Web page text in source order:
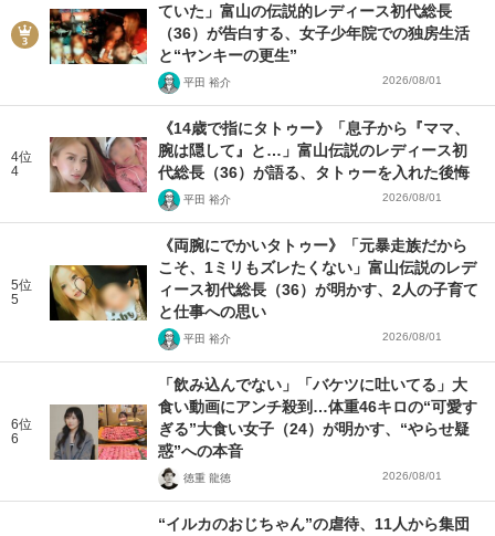
ていた」富山の伝説的レディース初代総長
（36）が告白する、女子少年院での独房生活
と“ヤンキーの更生”
平田 裕介 2026/08/01
4位
4
《14歳で指にタトゥー》「息子から『ママ、
腕は隠して』と…」富山伝説のレディース初
代総長（36）が語る、タトゥーを入れた後悔
平田 裕介 2026/08/01
5位
5
《両腕にでかいタトゥー》「元暴走族だから
こそ、1ミリもズレたくない」富山伝説のレデ
ィース初代総長（36）が明かす、2人の子育て
と仕事への思い
平田 裕介 2026/08/01
6位
6
「飲み込んでない」「バケツに吐いてる」大
食い動画にアンチ殺到…体重46キロの“可愛す
ぎる”大食い女子（24）が明かす、“やらせ疑
惑”への本音
徳重 龍徳 2026/08/01
“イルカのおじちゃん”の虐待、11人から集団